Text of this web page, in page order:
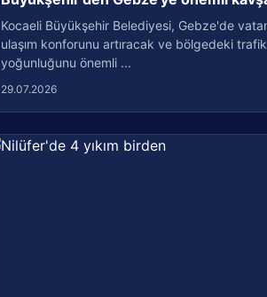
Kocaeli Büyükşehir Belediyesi, Gebze'de
ulaşım konforunu artıracak ve bölgedeki trafik
yoğunluğunu önemli ...
29.07.2026